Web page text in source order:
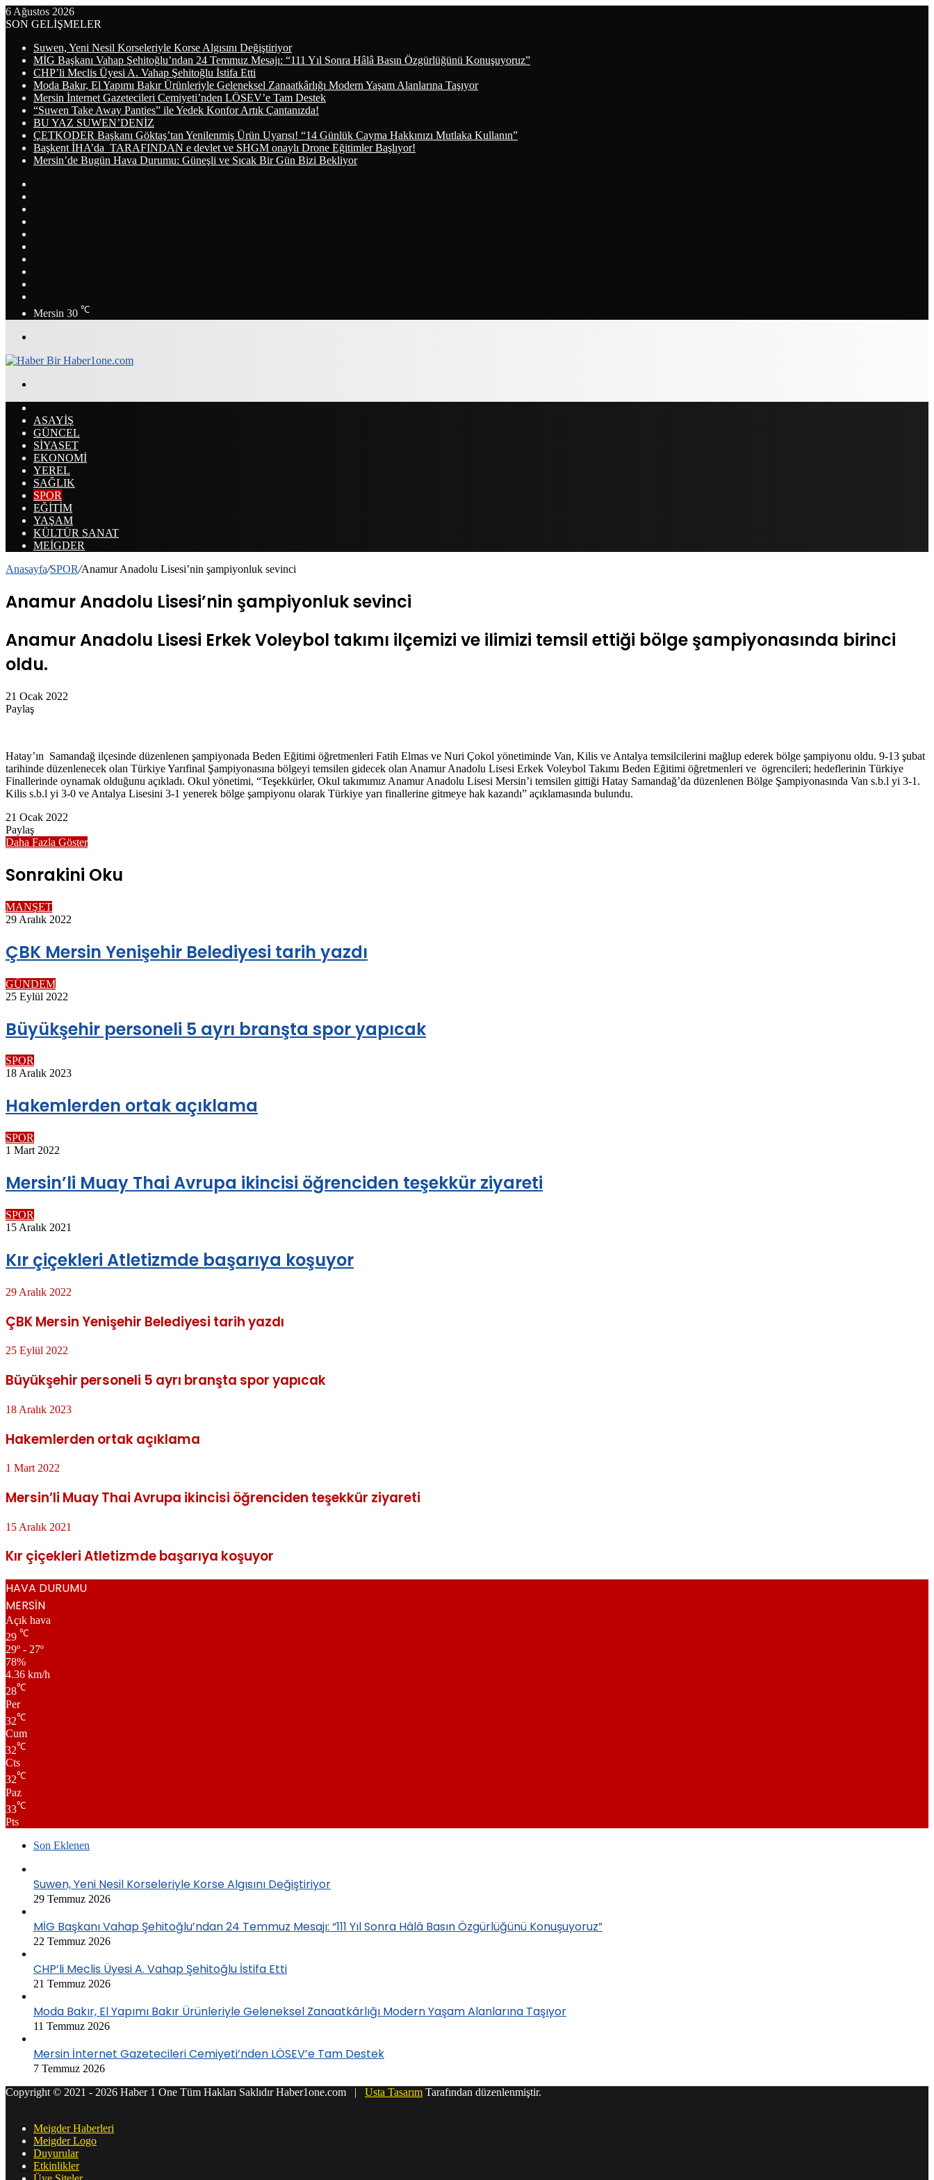
6 Ağustos 2026
SON GELİŞMELER
Suwen, Yeni Nesil Korseleriyle Korse Algısını Değiştiriyor
MİG Başkanı Vahap Şehitoğlu’ndan 24 Temmuz Mesajı: “111 Yıl Sonra Hâlâ Basın Özgürlüğünü Konuşuyoruz”
CHP’li Meclis Üyesi A. Vahap Şehitoğlu İstifa Etti
Moda Bakır, El Yapımı Bakır Ürünleriyle Geleneksel Zanaatkârlığı Modern Yaşam Alanlarına Taşıyor
Mersin İnternet Gazetecileri Cemiyeti’nden LÖSEV’e Tam Destek
“Suwen Take Away Panties” ile Yedek Konfor Artık Çantanızda!
BU YAZ SUWEN’DENİZ
ÇETKODER Başkanı Göktaş’tan Yenilenmiş Ürün Uyarısı! “14 Günlük Cayma Hakkınızı Mutlaka Kullanın”
Başkent İHA’da TARAFINDAN e devlet ve SHGM onaylı Drone Eğitimler Başlıyor!
Mersin’de Bugün Hava Durumu: Güneşli ve Sıcak Bir Gün Bizi Bekliyor
Mersin 30 ℃
ASAYİŞ
GÜNCEL
SİYASET
EKONOMİ
YEREL
SAĞLIK
SPOR
EĞİTİM
YAŞAM
KÜLTÜR SANAT
MEİGDER
Anasayfa/SPOR/Anamur Anadolu Lisesi’nin şampiyonluk sevinci
Anamur Anadolu Lisesi’nin şampiyonluk sevinci
Anamur Anadolu Lisesi Erkek Voleybol takımı ilçemizi ve ilimizi temsil ettiği bölge şampiyonasında birinci
oldu.
21 Ocak 2022
Paylaş
paylaş
Hatay’ın Samandağ ilçesinde düzenlenen şampiyonada Beden Eğitimi öğretmenleri Fatih Elmas ve Nuri Çokol yönetiminde Van, Kilis ve Antalya temsilcilerini mağlup ederek bölge şampiyonu oldu. 9-13 şubat
tarihinde düzenlenecek olan Türkiye Yarıfinal Şampiyonasına bölgeyi temsilen gidecek olan Anamur Anadolu Lisesi Erkek Voleybol Takımı Beden Eğitimi öğretmenleri ve ögrencileri; hedeflerinin Türkiye
Finallerinde oynamak olduğunu açıkladı. Okul yönetimi, “Teşekkürler, Okul takımımız Anamur Anadolu Lisesi Mersin’i temsilen gittiği Hatay Samandağ’da düzenlenen Bölge Şampiyonasında Van s.b.l yi 3-1.
Kilis s.b.l yi 3-0 ve Antalya Lisesini 3-1 yenerek bölge şampiyonu olarak Türkiye yarı finallerine gitmeye hak kazandı” açıklamasında bulundu.
21 Ocak 2022
Paylaş
Facebook
Twitter
LinkedIn
Messenger
Messenger
WhatsApp
Telegram
E-
ile
paylaş
Yazdır
Daha Fazla Göster
Sonrakini Oku
MANŞET
29 Aralık 2022
ÇBK Mersin Yenişehir Belediyesi tarih yazdı
GÜNDEM
25 Eylül 2022
Büyükşehir personeli 5 ayrı branşta spor yapıcak
SPOR
18 Aralık 2023
Hakemlerden ortak açıklama
SPOR
1 Mart 2022
Mersin’li Muay Thai Avrupa ikincisi öğrenciden teşekkür ziyareti
SPOR
15 Aralık 2021
Kır çiçekleri Atletizmde başarıya koşuyor
29 Aralık 2022
ÇBK Mersin Yenişehir Belediyesi tarih yazdı
25 Eylül 2022
Büyükşehir personeli 5 ayrı branşta spor yapıcak
18 Aralık 2023
Hakemlerden ortak açıklama
1 Mart 2022
Mersin’li Muay Thai Avrupa ikincisi öğrenciden teşekkür ziyareti
15 Aralık 2021
Kır çiçekleri Atletizmde başarıya koşuyor
HAVA DURUMU
MERSİN
Açık hava
29 ℃
29º - 27º
78%
4.36 km/h
28℃
Per
32℃
Cum
32℃
Cts
32℃
Paz
33℃
Pts
Son Eklenen
Suwen, Yeni Nesil Korseleriyle Korse Algısını Değiştiriyor
29 Temmuz 2026
MİG Başkanı Vahap Şehitoğlu’ndan 24 Temmuz Mesajı: “111 Yıl Sonra Hâlâ Basın Özgürlüğünü Konuşuyoruz”
22 Temmuz 2026
CHP’li Meclis Üyesi A. Vahap Şehitoğlu İstifa Etti
21 Temmuz 2026
Moda Bakır, El Yapımı Bakır Ürünleriyle Geleneksel Zanaatkârlığı Modern Yaşam Alanlarına Taşıyor
11 Temmuz 2026
Mersin İnternet Gazetecileri Cemiyeti’nden LÖSEV’e Tam Destek
7 Temmuz 2026
Copyright © 2021 - 2026 Haber 1 One Tüm Hakları Saklıdır Haber1one.com | Usta Tasarım Tarafından düzenlenmiştir.
Meigder Haberleri
Meigder Logo
Duyurular
Etkinlikler